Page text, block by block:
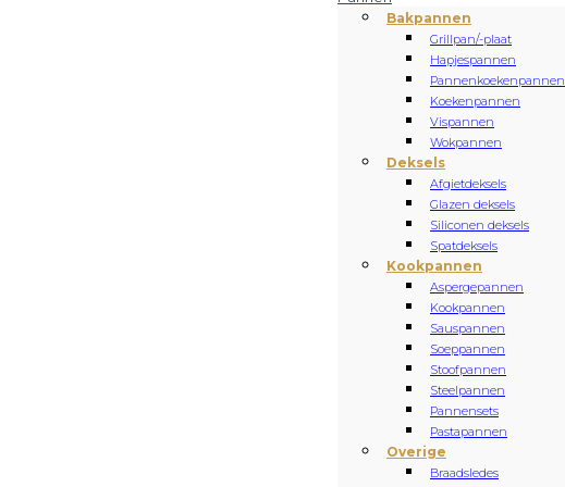
Bakpannen
Grillpan/-plaat
Hapjespannen
Pannenkoekenpannen
Koekenpannen
Vispannen
Wokpannen
Deksels
Afgietdeksels
Glazen deksels
Siliconen deksels
Spatdeksels
Kookpannen
Aspergepannen
Kookpannen
Sauspannen
Soeppannen
Stoofpannen
Steelpannen
Pannensets
Pastapannen
Overige
Braadsledes